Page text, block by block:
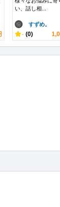
い、話し相...
すずめ。
- (0)